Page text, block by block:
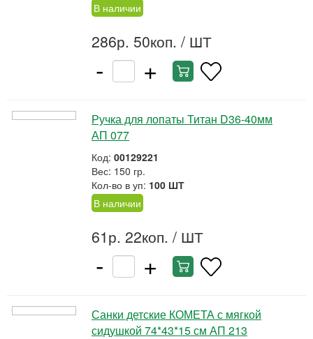
В наличии
286р. 50коп. / ШТ
- +
Ручка для лопаты Титан D36-40мм
АП 077
Код: 00129221
Вес: 150 гр.
Кол-во в уп: 100 ШТ
В наличии
61р. 22коп. / ШТ
- +
Санки детские КОМЕТА с мягкой
сидушкой 74*43*15 см АП 213